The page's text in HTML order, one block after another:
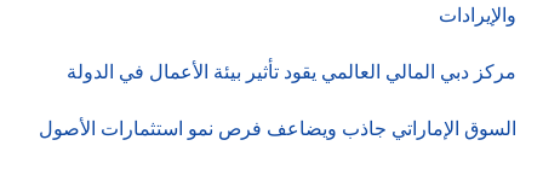
والإيرادات
مركز دبي المالي العالمي يقود تأثير بيئة الأعمال في الدولة
السوق الإماراتي جاذب ويضاعف فرص نمو استثمارات الأصول